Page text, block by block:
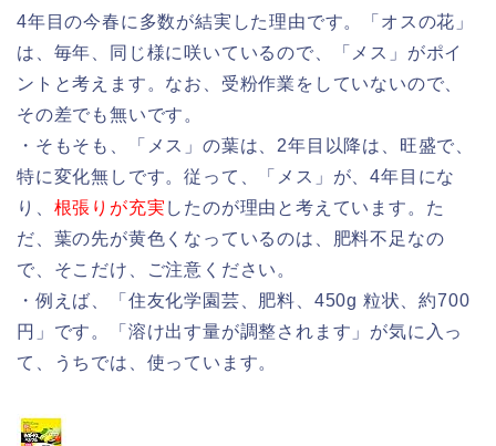
4年目の今春に多数が結実した理由です。「オスの花」
は、毎年、同じ様に咲いているので、「メス」がポイ
ントと考えます。なお、受粉作業をしていないので、
その差でも無いです。
・そもそも、「メス」の葉は、2年目以降は、旺盛で、
特に変化無しです。従って、「メス」が、4年目にな
り、 根張りが充実 したのが理由と考えています。た
だ、葉の先が黄色くなっているのは、肥料不足なの
で、そこだけ、ご注意ください。
・例えば、「住友化学園芸、肥料、450g 粒状、約700
円」です。「溶け出す量が調整されます」が気に入っ
て、うちでは、使っています。